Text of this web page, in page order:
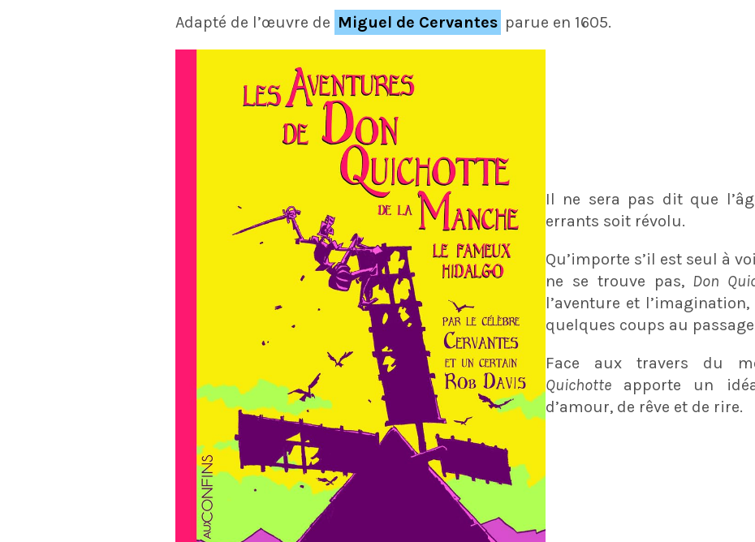
Adapté de l’œuvre de Miguel de Cervantes parue en 1605.
Il ne sera pas dit que
errants soit révolu.
Qu’importe s’il est seul à
ne se trouve pas, Don
l’aventure et
quelques coups au
Face aux travers du
Quichotte apporte un
d’amour, de rêve et de rire.